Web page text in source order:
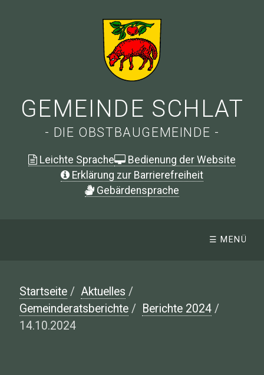
GEMEINDE SCHLAT
- DIE OBSTBAUGEMEINDE -
Leichte Sprache
Bedienung der Website
Erklärung zur Barrierefreiheit
Gebärdensprache
☰ MENÜ
Startseite / Aktuelles /
Gemeinderatsberichte / Berichte 2024 /
14.10.2024